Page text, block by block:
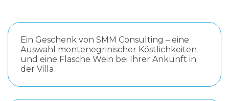
Ein Geschenk von SMM Consulting – eine
Auswahl montenegrinischer Köstlichkeiten
und eine Flasche Wein bei Ihrer Ankunft in
der Villa